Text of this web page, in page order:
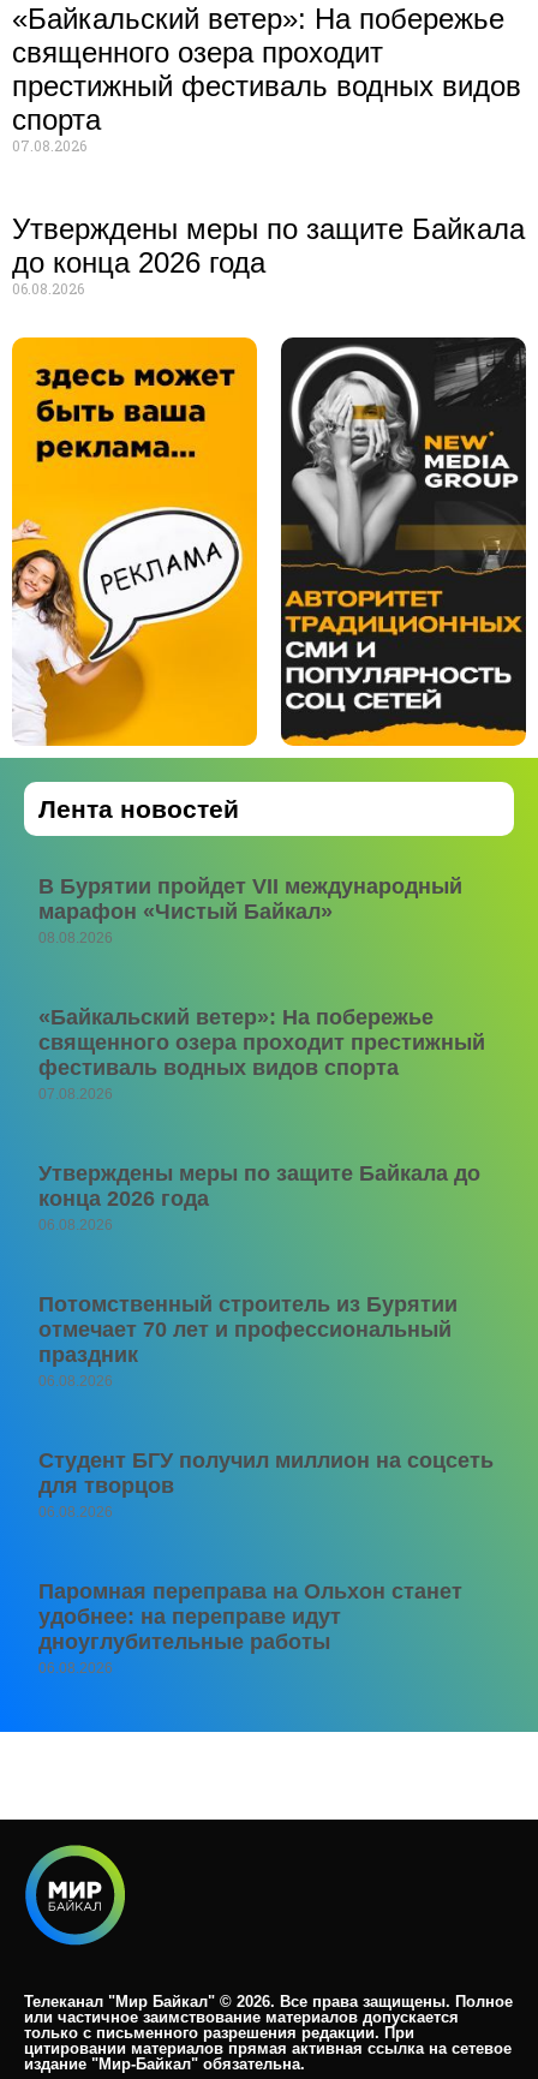
«Байкальский ветер»: На побережье
священного озера проходит
престижный фестиваль водных видов
спорта
07.08.2026
Утверждены меры по защите Байкала
до конца 2026 года
06.08.2026
Лента новостей
В Бурятии пройдет VII международный
марафон «Чистый Байкал»
08.08.2026
«Байкальский ветер»: На побережье
священного озера проходит престижный
фестиваль водных видов спорта
07.08.2026
Утверждены меры по защите Байкала до
конца 2026 года
06.08.2026
Потомственный строитель из Бурятии
отмечает 70 лет и профессиональный
праздник
06.08.2026
Студент БГУ получил миллион на соцсеть
для творцов
06.08.2026
Паромная переправа на Ольхон станет
удобнее: на переправе идут
дноуглубительные работы
06.08.2026
Телеканал "Мир Байкал" © 2026. Все права защищены. Полное
или частичное заимствование материалов допускается
только с письменного разрешения редакции. При
цитировании материалов прямая активная ссылка на сетевое
издание "Мир-Байкал" обязательна.​